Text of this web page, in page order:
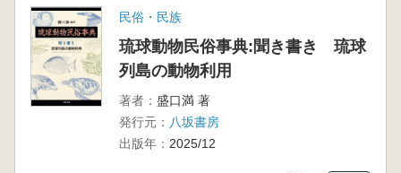
民俗・民族
琉球動物民俗事典:聞き書き 琉球
列島の動物利用
著者： 盛口満 著
発行元： 八坂書房
出版年： 2025/12